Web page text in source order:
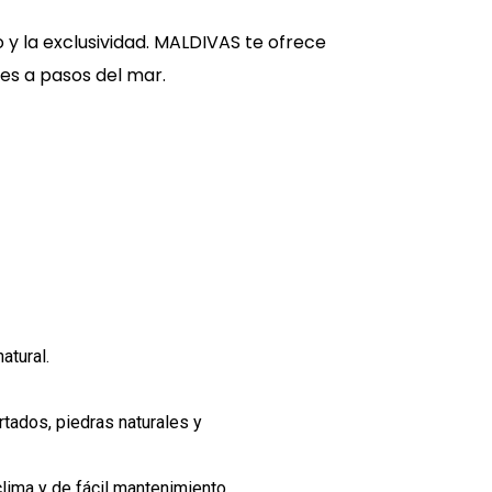
la exclusividad. MALDIVAS te ofrece
a pasos del mar.
piedras naturales y